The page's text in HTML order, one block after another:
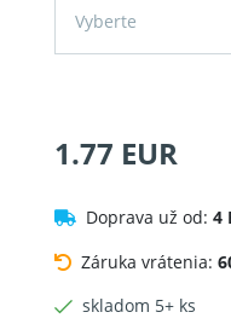
Vyberte
1.77 EUR
Doprava už od: 4
Záruka vrátenia:
skladom 5+ ks